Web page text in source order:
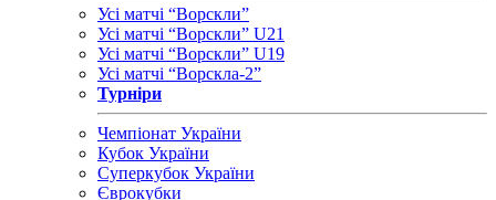
Усі матчі “Ворскли”
Усі матчі “Ворскли” U21
Усі матчі “Ворскли” U19
Усі матчі “Ворскла-2”
Турніри
Чемпіонат України
Кубок України
Суперкубок України
Єврокубки